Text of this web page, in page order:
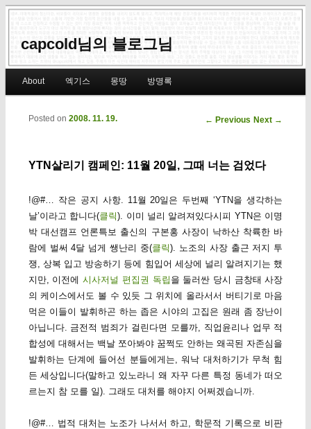
capcold님의 블로그님
Skip to primary content
Skip to secondary content
About 엑기스 몽땅 방명록
Post navigation
← Previous Next →
YTN살리기 캠페인: 11월 20일, 그때 너는 검었다
Posted on 2008. 11. 19.
!@#… 작은 공지 사항. 11월 20일은 두번째 ‘YTN을 생각하는
날’이라고 합니다(클릭). 이미 널리 알려져있다시피 YTN은 이명
박 대선캠프 언론특보 출신의 구본홍 사장이 낙하산 착륙한 바
람에 벌써 4달 넘게 쌩난리 중(클릭). 노조의 사장 출근 저지 투
쟁, 상복 입고 방송하기 등에 힘입어 세상에 널리 알려지기는 했
지만, 이전에시사저널 편집권 독립 을 둘러싼 당시 금창태 사장
의 케이스에서도 볼 수 있듯 그 위치에 올라서서 버티기로 마음
먹은 이들이 발휘하곤 하는 좁은 시야의 고집은 원래 좀 장난이
아닙니다. 금전적 범죄가 걸린다면 모를까, 직업윤리나 업무 적
합성에 대해서는 백날 쪼아봐야 꿈쩍도 안하는 왜곡된 자존심을
발휘하는 단계에 들어선 분들에게는, 워낙 대처하기가 무척 힘
든 세상입니다(말하고 있노라니 왜 자꾸 다른 특정 동네가 떠오
르는지 참 모를 일). 그래도 대처를 해야지 어쩌겠습니까.
!@#… 법적 대처는 노조가 나서서 하고, 학문적 기록으로 비판